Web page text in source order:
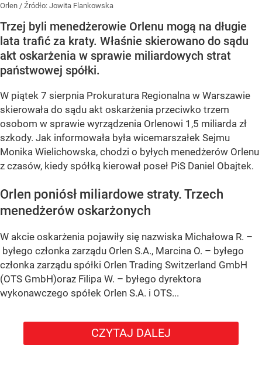
Orlen / Źródło: Jowita Flankowska
Trzej byli menedżerowie Orlenu mogą na długie
lata trafić za kraty. Właśnie skierowano do sądu
akt oskarżenia w sprawie miliardowych strat
państwowej spółki.
W piątek 7 sierpnia Prokuratura Regionalna w Warszawie
skierowała do sądu akt oskarżenia przeciwko trzem
osobom w sprawie wyrządzenia Orlenowi 1,5 miliarda zł
szkody. Jak informowała była wicemarszałek Sejmu
Monika Wielichowska, chodzi o byłych menedżerów Orlenu
z czasów, kiedy spółką kierował poseł PiS Daniel Obajtek.
Orlen poniósł miliardowe straty. Trzech
menedżerów oskarżonych
W akcie oskarżenia pojawiły się nazwiska Michałowa R. –
byłego członka zarządu Orlen S.A., Marcina O. – byłego
członka zarządu spółki Orlen Trading Switzerland GmbH
(OTS GmbH)oraz Filipa W. – byłego dyrektora
wykonawczego spółek Orlen S.A. i OTS...
CZYTAJ DALEJ